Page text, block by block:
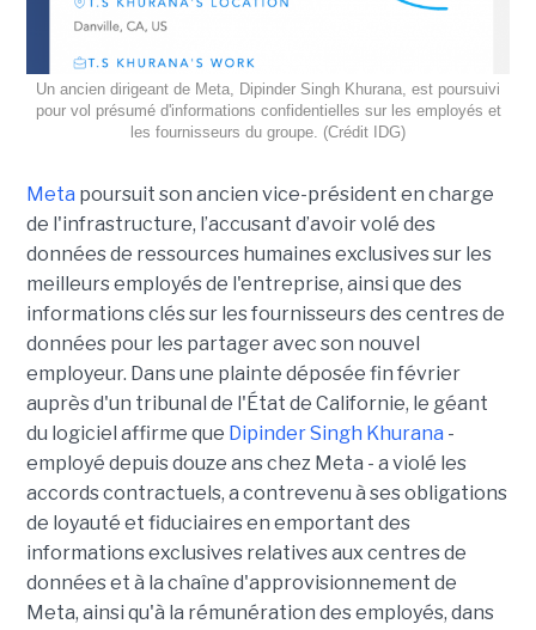
Un ancien dirigeant de Meta, Dipinder Singh Khurana, est poursuivi
pour vol présumé d'informations confidentielles sur les employés et
les fournisseurs du groupe. (Crédit IDG)
Meta poursuit son ancien vice-président en charge
de l'infrastructure, l’accusant d’avoir volé des
données de ressources humaines exclusives sur les
meilleurs employés de l'entreprise, ainsi que des
informations clés sur les fournisseurs des centres de
données pour les partager avec son nouvel
employeur. Dans une plainte déposée fin février
auprès d'un tribunal de l'État de Californie, le géant
du logiciel affirme que Dipinder Singh Khurana -
employé depuis douze ans chez Meta - a violé les
accords contractuels, a contrevenu à ses obligations
de loyauté et fiduciaires en emportant des
informations exclusives relatives aux centres de
données et à la chaîne d'approvisionnement de
Meta, ainsi qu'à la rémunération des employés, dans